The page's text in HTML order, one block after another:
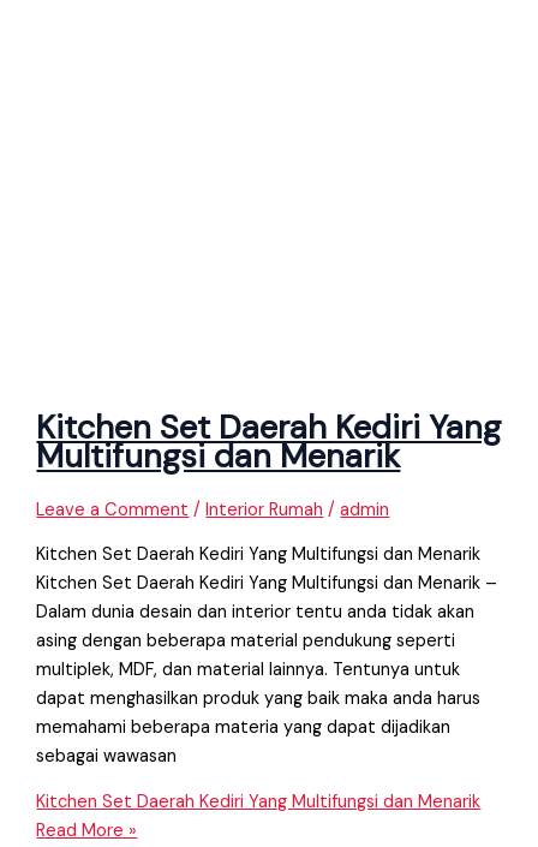
Kitchen Set Daerah Kediri Yang
Multifungsi dan Menarik
Leave a Comment /Interior Rumah /admin
Kitchen Set Daerah Kediri Yang Multifungsi dan Menarik
Kitchen Set Daerah Kediri Yang Multifungsi dan Menarik –
Dalam dunia desain dan interior tentu anda tidak akan
asing dengan beberapa material pendukung seperti
multiplek, MDF, dan material lainnya. Tentunya untuk
dapat menghasilkan produk yang baik maka anda harus
memahami beberapa materia yang dapat dijadikan
sebagai wawasan
Kitchen Set Daerah Kediri Yang Multifungsi dan Menarik
Read More »